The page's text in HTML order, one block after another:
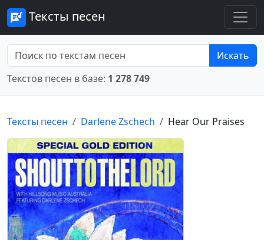
Тексты песен
Искать
Текстов песен в базе: 1 278 749
Тексты песен Darlene Zschech Hear Our Praises